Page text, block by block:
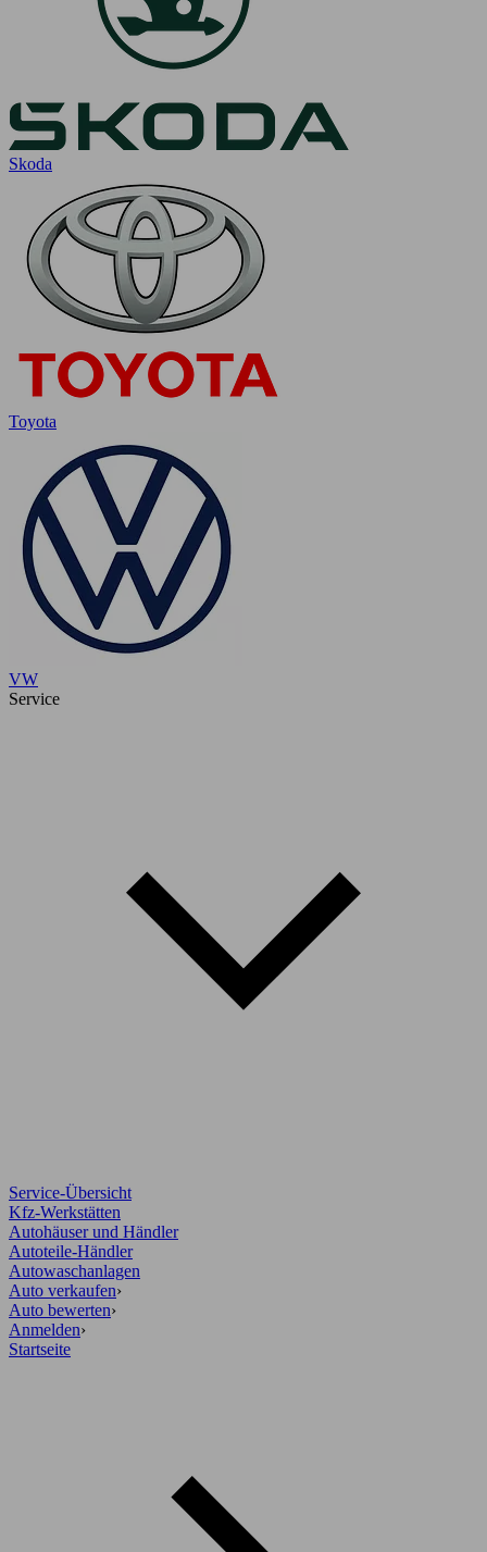
Skoda
Toyota
VW
Service
Service-Übersicht
Kfz-Werkstätten
Autohäuser und Händler
Autoteile-Händler
Autowaschanlagen
Auto verkaufen›
Auto bewerten›
Anmelden›
Startseite